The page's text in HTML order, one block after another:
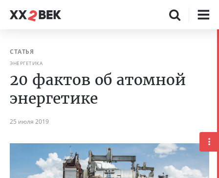
СТАТЬЯ
ЭНЕРГЕТИКА
20 фактов об атомной
энергетике
25 июля 2019